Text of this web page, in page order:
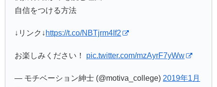
自信をつける方法
↓リンク↓ https://t.co/NBTjrm4If2
お楽しみください！ pic.twitter.com/mzAyrF7yWw
— モチベーション紳士 (@motiva_college)2019年1月